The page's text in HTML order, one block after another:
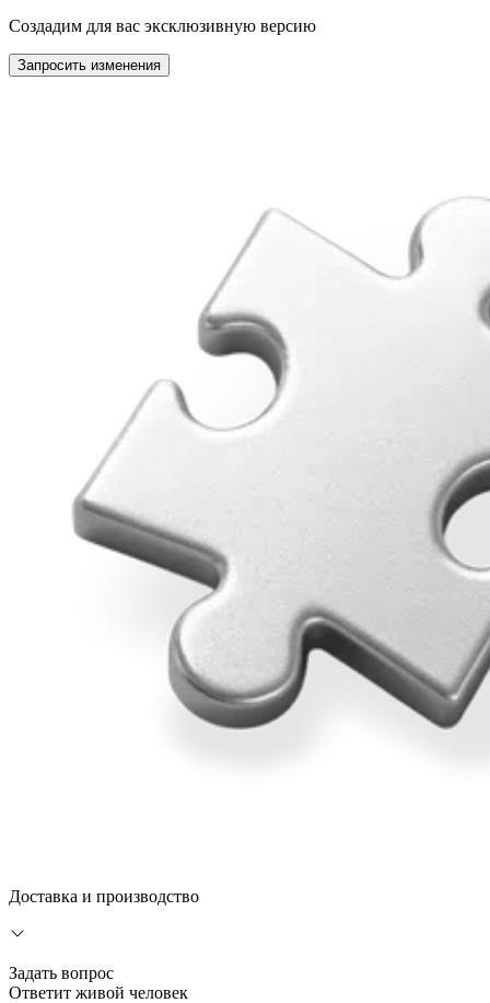
Создадим для вас эксклюзивную версию
Запросить изменения
Доставка и производство
Задать вопрос
Ответит живой человек